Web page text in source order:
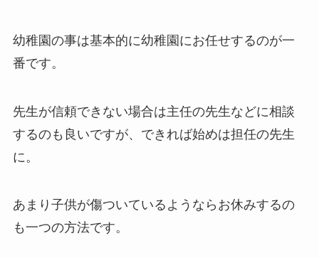
幼稚園の事は基本的に幼稚園にお任せするのが一
番です。
先生が信頼できない場合は主任の先生などに相談
するのも良いですが、できれば始めは担任の先生
に。
あまり子供が傷ついているようならお休みするの
も一つの方法です。